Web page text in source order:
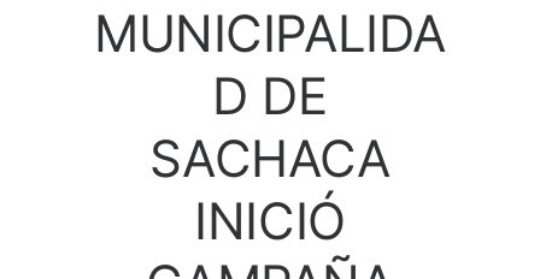
MUNICIPALIDA
D DE
SACHACA
INICIÓ